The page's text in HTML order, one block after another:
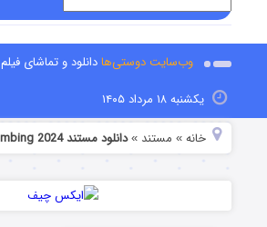
وب‌سایت دوستی‌هادانلود و تماشای فیلم
یکشنبه ۱۸ مرداد ۱۴۰۵
خانه » مستند »دانلود مستند An American Bombing 2024